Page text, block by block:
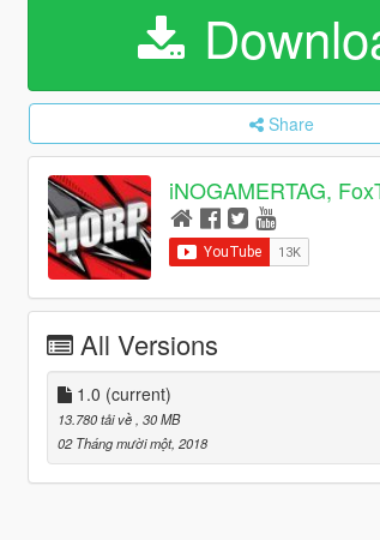
Share
iNOGAMERTAG,
All Versions
1.0 (current)
13.780 tải về , 30 MB
02 Tháng mười một, 2018